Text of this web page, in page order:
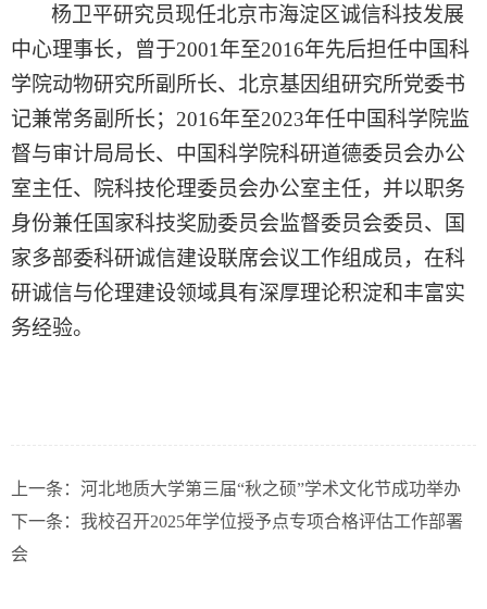
杨卫平研究员现任北京市海淀区诚信科技发展
中心理事长，曾于2001年至2016年先后担任中国科
学院动物研究所副所长、北京基因组研究所党委书
记兼常务副所长；2016年至2023年任中国科学院监
督与审计局局长、中国科学院科研道德委员会办公
室主任、院科技伦理委员会办公室主任，并以职务
身份兼任国家科技奖励委员会监督委员会委员、国
家多部委科研诚信建设联席会议工作组成员，在科
研诚信与伦理建设领域具有深厚理论积淀和丰富实
务经验。
上一条： 河北地质大学第三届“秋之硕”学术文化节成功举办
下一条： 我校召开2025年学位授予点专项合格评估工作部署
会